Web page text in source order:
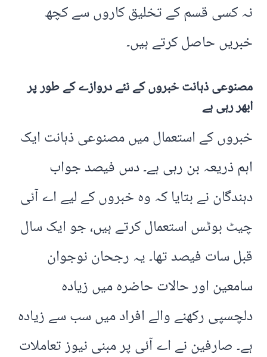
نہ کسی قسم کے تخلیق کاروں سے کچھ
خبریں حاصل کرتے ہیں۔
مصنوعی ذہانت خبروں کے نئے دروازے کے طور پر
ابھر رہی ہے
خبروں کے استعمال میں مصنوعی ذہانت ایک
اہم ذریعہ بن رہی ہے۔ دس فیصد جواب
دہندگان نے بتایا کہ وہ خبروں کے لیے اے آئی
چیٹ بوٹس استعمال کرتے ہیں، جو ایک سال
قبل سات فیصد تھا۔ یہ رجحان نوجوان
سامعین اور حالات حاضرہ میں زیادہ
دلچسپی رکھنے والے افراد میں سب سے زیادہ
ہے۔ صارفین نے اے آئی پر مبنی نیوز تعاملات